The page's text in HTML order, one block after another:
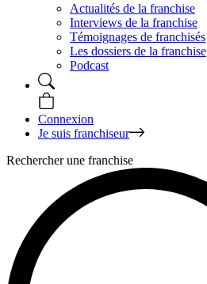
Actualités de la franchise
Interviews de la franchise
Témoignages de franchisés
Les dossiers de la franchise
Podcast
Connexion
Je suis franchiseur
Rechercher une franchise